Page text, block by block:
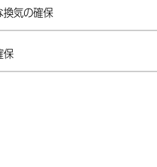
換気の確保
保